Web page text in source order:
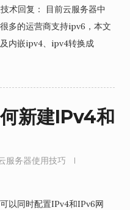
术回复： 目前云服务器中
多的运营商支持ipv6，本文
内嵌ipv4、ipv4转换成
新建IPv4和
服务器使用技巧
以同时配置IPv4和IPv6网